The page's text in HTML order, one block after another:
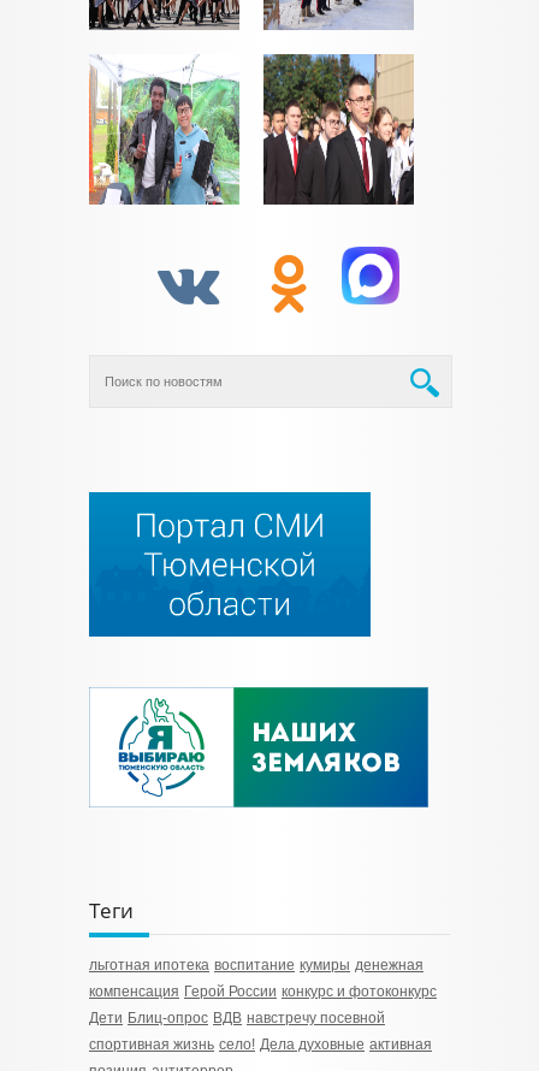
Теги
льготная ипотека воспитание кумиры денежная
компенсация Герой России конкурс и фотоконкурс
Дети Блиц-опрос ВДВ навстречу посевной
спортивная жизнь село! Дела духовные активная